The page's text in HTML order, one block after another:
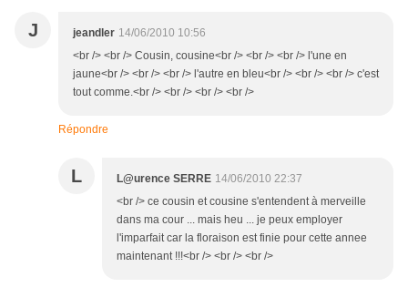
J jeandler 14/06/2010 10:56
<br /> <br /> Cousin, cousine<br /> <br /> <br /> l'une en
jaune<br /> <br /> <br /> l'autre en bleu<br /> <br /> <br /> c'est
tout comme.<br /> <br /> <br /> <br />
Répondre
L L@urence SERRE 14/06/2010 22:37
<br /> ce cousin et cousine s'entendent à merveille
dans ma cour ... mais heu ... je peux employer
l'imparfait car la floraison est finie pour cette annee
maintenant !!!<br /> <br /> <br />